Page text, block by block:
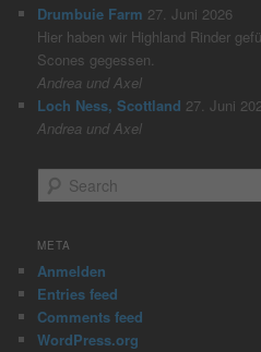
Drumbuie Farm 27. Juni 2026
Hier haben wir Highland Rinder
Scones gegessen.
Andrea und Axel
Loch Ness, Scottland 27. Juni
Andrea und Axel
e
r
h
META
Anmelden
Entries feed
Comments feed
WordPress.org